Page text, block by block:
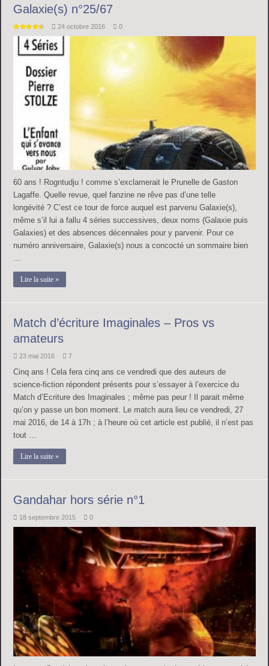
Galaxie(s) n°25/67
24 octobre 2016 0
60 ans ! Rogntudju ! comme s’exclamerait le Prunelle de Gaston
Lagaffe. Quelle revue, quel fanzine ne rêve pas d’une telle
longévité ? C’est ce tour de force auquel est parvenu Galaxie(s),
même s’il lui a fallu 4 séries successives, deux noms (Galaxie puis
Galaxies) et des absences décennales pour y parvenir. Pour ce
numéro anniversaire, Galaxie(s) nous a concocté un sommaire bien
Lire la suite »
Match d’écriture Imaginales – Pros vs
amateurs
23 mai 2016 7
Cinq ans ! Cela fera cinq ans ce vendredi que des auteurs de
science-fiction répondent présents pour s’essayer à l’exercice du
Match d’Ecriture des Imaginales ; même pas peur ! Il parait même
qu’on y passe un bon moment. Le match aura lieu ce vendredi, 27
mai 2016, de 14 à 17h ; à l’heure où cet article est publié, il n’est pas
tout …
Lire la suite »
Gandahar hors série n°1
18 septembre 2015 0